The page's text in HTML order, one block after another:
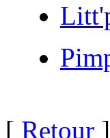
[ Retour